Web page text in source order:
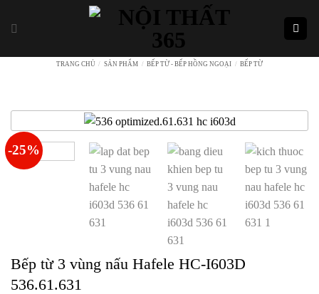
TRANG CHỦ / SẢN PHẨM / BẾP TỪ - BẾP HỒNG NGOẠI / BẾP TỪ
-25%
Bếp từ 3 vùng nấu Hafele HC-I603D
536.61.631